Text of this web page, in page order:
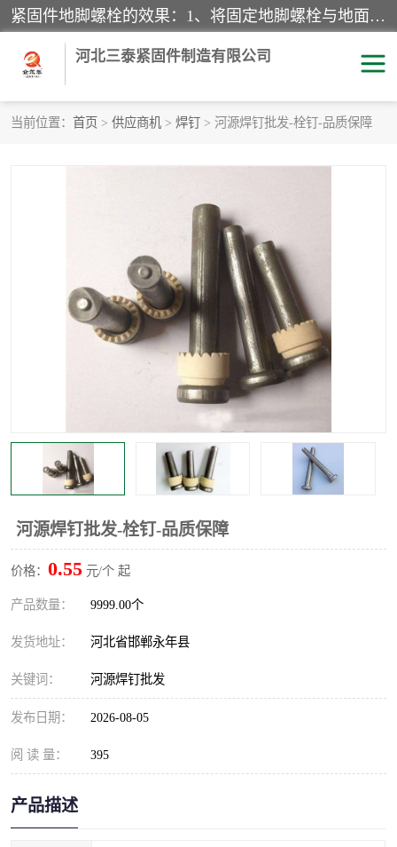
紧固件地脚螺栓的效果：1、将固定地脚螺栓与地面用水泥等物品灌溉在一起，可用来固定较小振荡和冲击的设备。2、活动地脚是一种可拆卸的地脚螺栓，可以固定有激烈振荡和冲击的大型机器设备。3、胀锚地脚螺栓用于固定比较简略且重量轻的设备，辅佐设备长期处于静止状态下。4、粘接地脚螺栓为一种使用广泛且常见的设备，它也是用来固定简略设备的小件。
河北三泰紧固件制造有限公司
当前位置： 首页 > 供应商机 > 焊钉 > 河源焊钉批发-栓钉-品质保障
河源焊钉批发-栓钉-品质保障
价格： 0.55 元/个 起
产品数量： 9999.00个
发货地址： 河北省邯郸永年县
关键词： 河源焊钉批发
发布日期： 2026-08-05
阅 读 量： 395
产品描述
悬挑梁拉杆